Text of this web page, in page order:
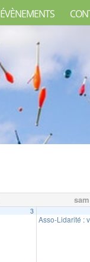
ÉVÈNEMENTS
sam
3
Asso-Lidarité :